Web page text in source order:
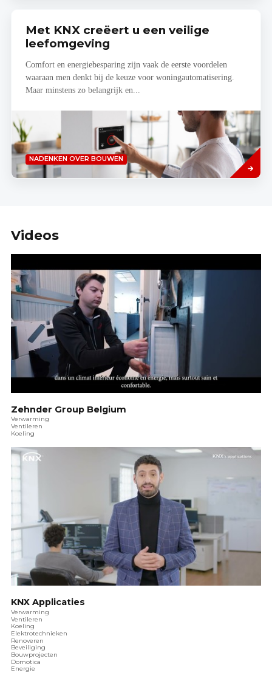
Met KNX creëert u een veilige
leefomgeving
Comfort en energiebesparing zijn vaak de eerste voordelen
waaraan men denkt bij de keuze voor woningautomatisering.
Maar minstens zo belangrijk en...
NADENKEN OVER BOUWEN
Read
more
Videos
Zehnder Group Belgium
Verwarming
Ventileren
Koeling
KNX Applicaties
Verwarming
Ventileren
Koeling
Elektrotechnieken
Renoveren
Beveiliging
Bouwprojecten
Domotica
Energie